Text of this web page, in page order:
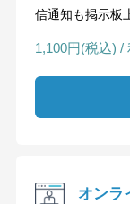
信通知も掲示板
1,100円(税込) /
オンラ